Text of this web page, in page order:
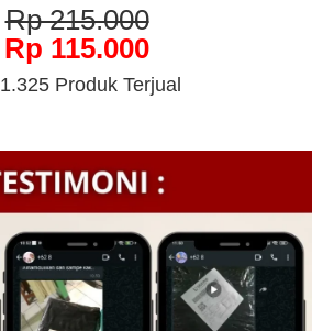
Rp 215.000
Rp 115.000
1.325 Produk Terjual